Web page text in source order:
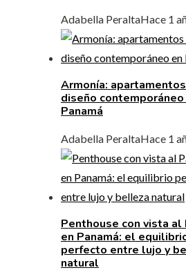
Adabella PeraltaHace 1
Armonía:
diseño contemporáneo
Panamá
Adabella PeraltaHace 1
Penthouse con vista al
en Panamá: el
perfecto entre lujo y
natural